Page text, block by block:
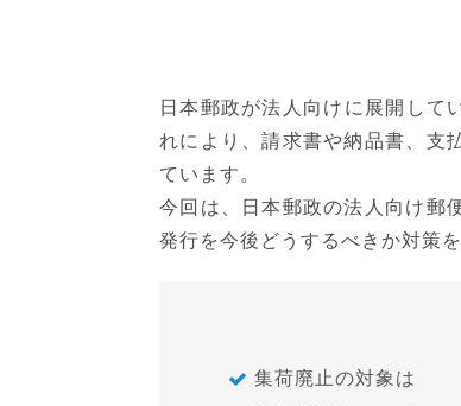
日本郵政が法人向けに展開して
れにより、請求書や納品書、支
ています。
今回は、日本郵政の法人向け郵
発行を今後どうするべきか対策
集荷廃止の対象は